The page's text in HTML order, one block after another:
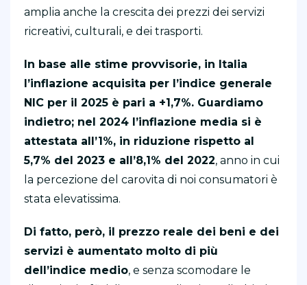
amplia anche la crescita dei prezzi dei servizi
ricreativi, culturali, e dei trasporti.
In base alle stime provvisorie, in Italia
l’inflazione acquisita per l’indice generale
NIC per il 2025 è pari a +1,7%. Guardiamo
indietro; nel 2024 l’inflazione media si è
attestata all’1%, in riduzione rispetto al
5,7% del 2023 e all’8,1% del 2022, anno in cui
la percezione del carovita di noi consumatori è
stata elevatissima.
Di fatto, però, il prezzo reale dei beni e dei
servizi è aumentato molto di più
dell’indice medio, e senza scomodare le